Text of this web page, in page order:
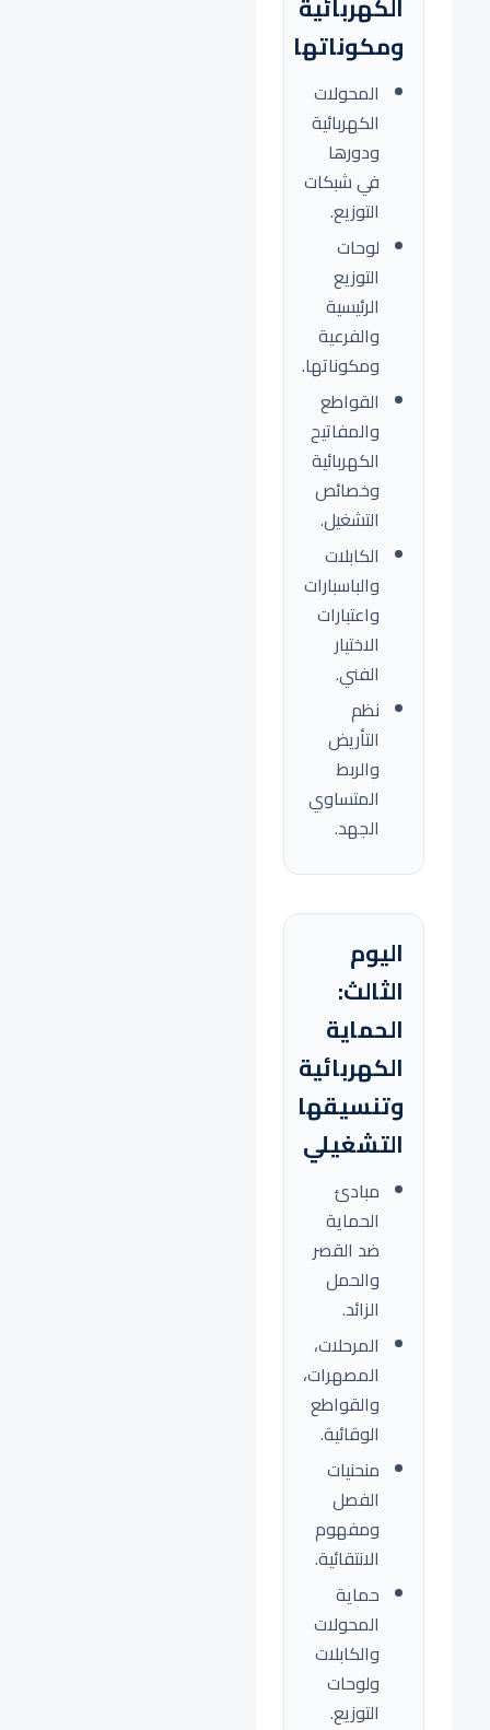
ومكوناتها
المحولات
الكهربائية
ودورها
في شبكات
التوزيع.
لوحات
التوزيع
الرئيسية
والفرعية
ومكوناتها.
القواطع
والمفاتيح
الكهربائية
وخصائص
التشغيل.
الكابلات
والباسبارات
واعتبارات
الاختيار
الفني.
نظم
التأريض
والربط
المتساوي
الجهد.
اليوم
الثالث:
الحماية
الكهربائية
وتنسيقها
التشغيلي
مبادئ
الحماية
ضد القصر
والحمل
الزائد.
المرحلات،
المصهرات،
والقواطع
الوقائية.
منحنيات
الفصل
ومفهوم
الانتقائية.
حماية
المحولات
والكابلات
ولوحات
التوزيع.